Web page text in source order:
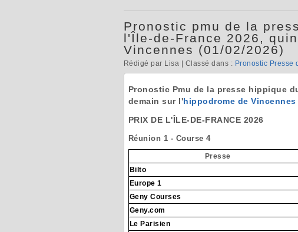
Pronostic pmu de la
l'Île-de-France 2026,
Vincennes (01/02/2026)
Rédigé par Lisa | Classé dans : Pronostic Presse
Pronostic Pmu de la presse hippique
demain sur l'hippodrome de Vincennes
PRIX DE L'ÎLE-DE-FRANCE 2026
Réunion 1 - Course 4
Presse
Bilto
Europe 1
Geny Courses
Geny.com
Le Parisien